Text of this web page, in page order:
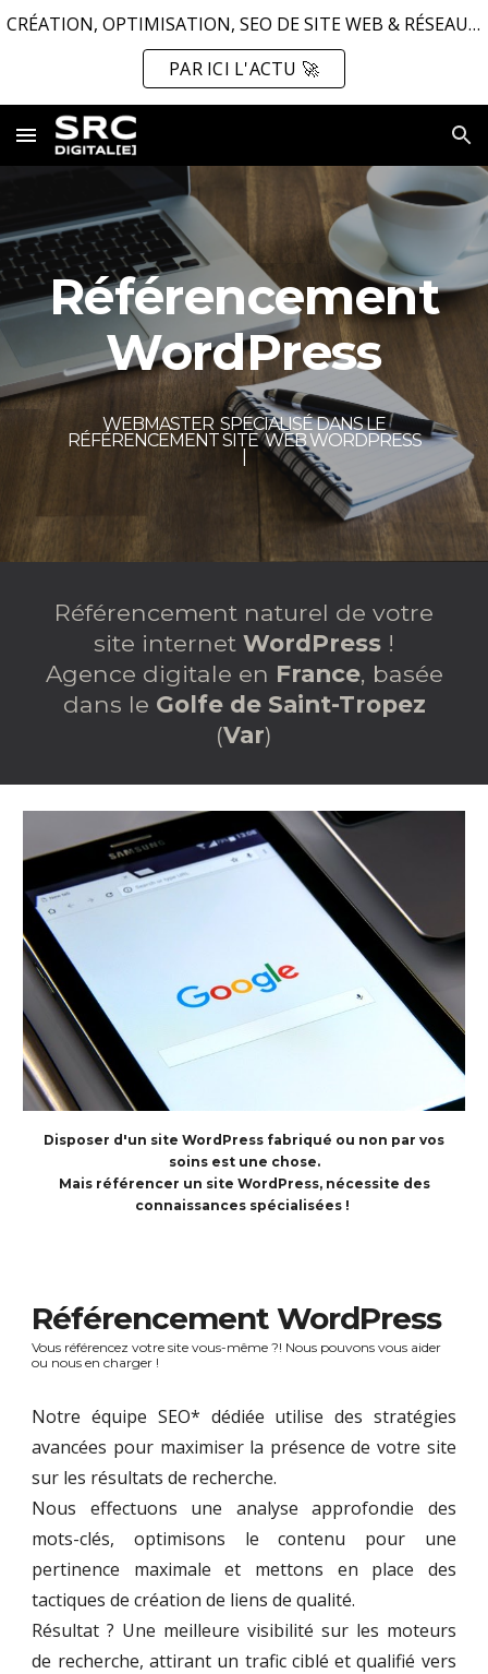
CRÉATION, OPTIMISATION, SEO DE SITE WEB & RÉSEAUX SOCIAUX ...
PAR ICI L'ACTU 🚀
Référencement
WordPress
WEBMASTER SPECIALISÉ DANSLE
RÉFÉRENCEMENTSITE WEB WORDPRESS
Référencement naturel de votre
site internet WordPress !
Agence digitale en France, basée
dans le Golfe de Saint-Tropez
(Var)
Disposer d'un site WordPress fabriqué ou non par vos
soins est une chose.
Mais référencer un site WordPress, nécessite des
connaissances spécialisées !
Référencement WordPress
Vous référencezvotre site vous-même ?! Nous pouvons vous aider
ou nous en charger !
Notre équipe SEO* dédiée utilise des stratégies
avancées pour maximiser la présence de votre site
sur les résultats de recherche.
Nous effectuons une analyse approfondie des
mots-clés, optimisons le contenu pour une
pertinence maximale et mettons en place des
tactiques de création de liens de qualité.
Résultat ? Une meilleure visibilité sur les moteurs
de recherche, attirant un trafic ciblé et qualifié vers